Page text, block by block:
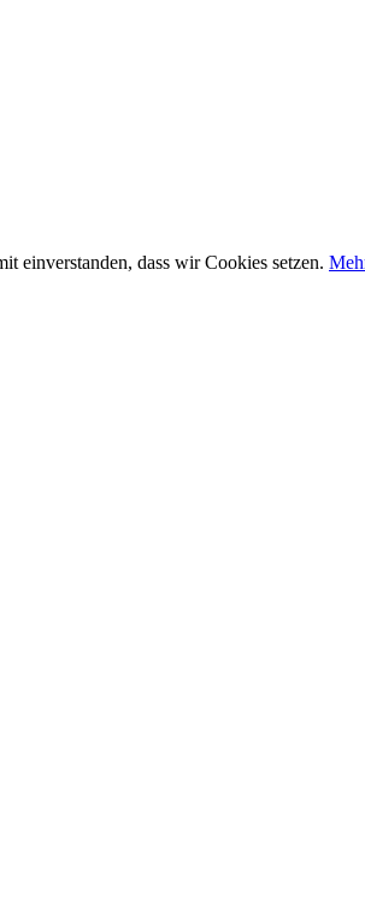
einverstanden, dass wir Cookies setzen.